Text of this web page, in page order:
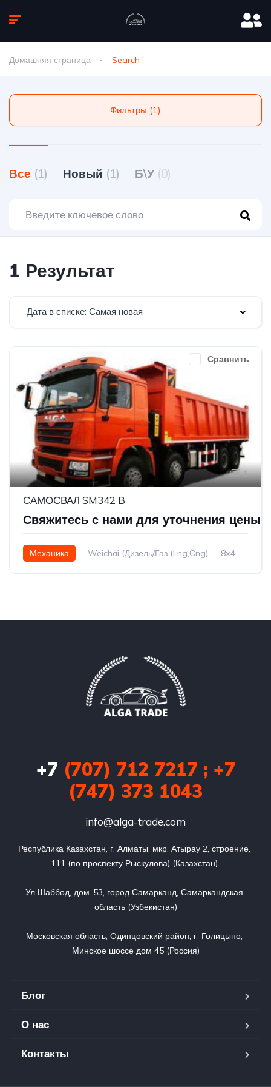
Домашняя страница Search
Фильтры (1)
Все (1) Новый (1) Б\У (0)
1 Результат
Дата в списке: Самая новая
1
Сравнить
САМОСВАЛ SM342 B
Свяжитесь с нами для уточнения цены
Механика Weichai (Дизель/Газ (Lng,Сng) 8x4
+7 (707) 712 7217 ; +7
(747) 373 1043
info@alga-trade.com
Республика Казахстан, г. Алматы, мкр. Атырау 2, строение,
111 (по проспекту Рыскулова) (Казахстан)
Ул Шаббод, дом-53, город Самарканд, Самаркандская
область (Узбекистан)
Московская область, Одинцовский район, г  Голицыно,
Минское шоссе дом 45 (Россия)
Блог
О нас
Контакты